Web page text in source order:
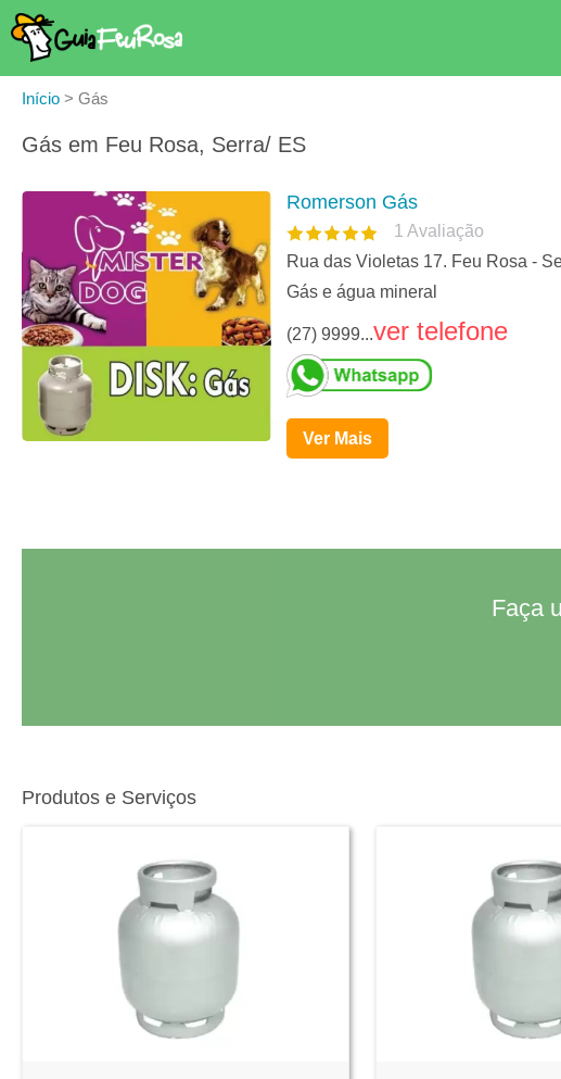
Início > Gás
Gás em Feu Rosa, Serra/ ES
Romerson Gás
1 Avaliação
Rua das Violetas 17. Feu Rosa -
Gás e água mineral
(27) 9999...ver telefone
Ver Mais
Faça
Produtos e Serviços